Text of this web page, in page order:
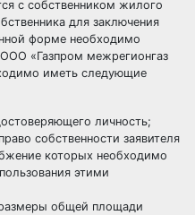
с собственником жилого
для заключения
форме необходимо
ООО «Газпром межрегионгаз
иметь следующие
личность;
собственности заявителя
которых необходимо
этими
общей площади